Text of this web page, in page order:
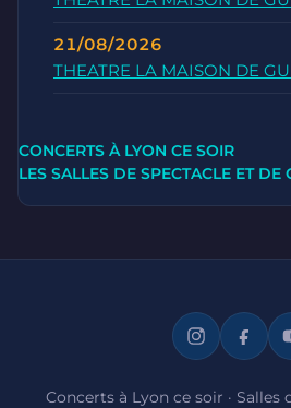
21/08/2026
THEATRE LA MAISON DE
CONCERTS À LYON CE SOIR
LES SALLES DE SPECTACLE ET DE
Concerts à Lyon ce soir · Salles